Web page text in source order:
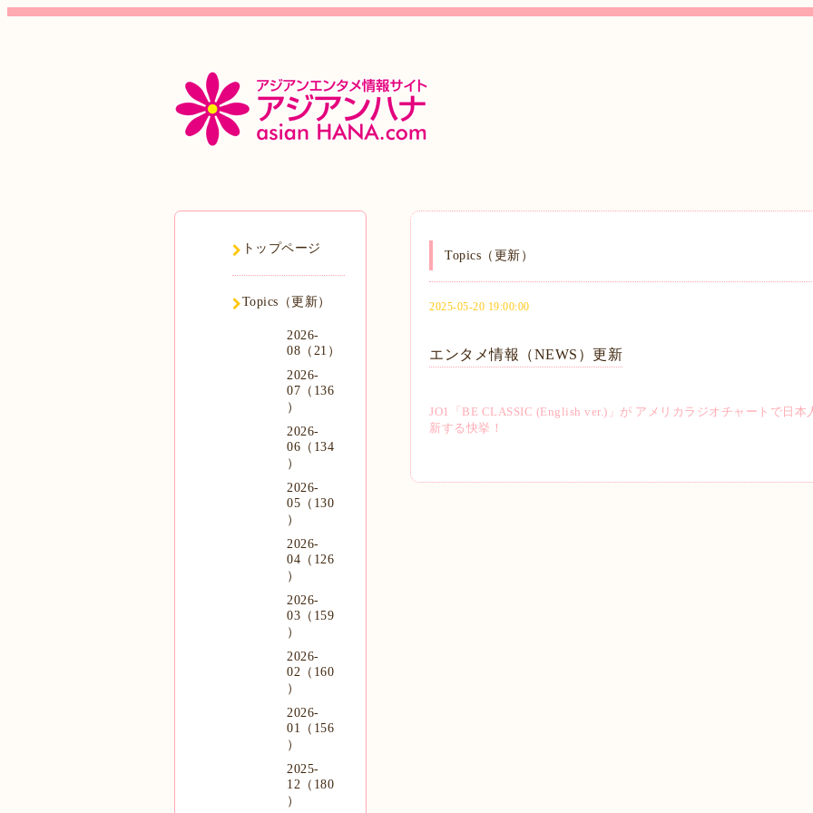
Topics（更新）
2025-05-20 19:00:00
エンタメ情報（NEWS）更新
JO1「BE CLASSIC (English ver.)」が アメリカラジオチャートで日
新する快挙！
トップページ
Topics（更新）
2026-
08（21）
2026-
07（136
）
2026-
06（134
）
2026-
05（130
）
2026-
04（126
）
2026-
03（159
）
2026-
02（160
）
2026-
01（156
）
2025-
12（180
）